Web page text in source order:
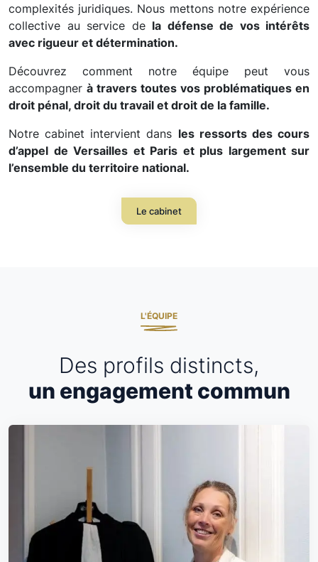
complexités juridiques. Nous mettons notre expérience
collective au service de la défense de vos intérêts
avec rigueur et détermination.
Découvrez comment notre équipe peut vous
accompagner à travers toutes vos problématiques en
droit pénal, droit du travail et droit de la famille.
Notre cabinet intervient dans les ressorts des cours
d’appel de Versailles et Paris et plus largement sur
l’ensemble du territoire national.
Le cabinet
L'ÉQUIPE
Des profils distincts,
un engagement commun